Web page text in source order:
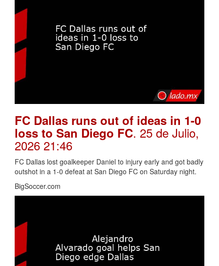
FC Dallas runs out of ideas in 1-0
loss to San Diego FC. 25 de Julio,
2026 21:46
FC Dallas lost goalkeeper Daniel to injury early and got badly
outshot in a 1-0 defeat at San Diego FC on Saturday night.
BigSoccer.com